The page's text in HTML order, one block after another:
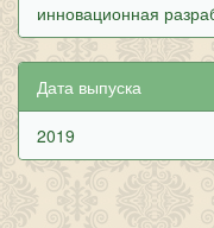
инновационная
Дата выпуска
2019